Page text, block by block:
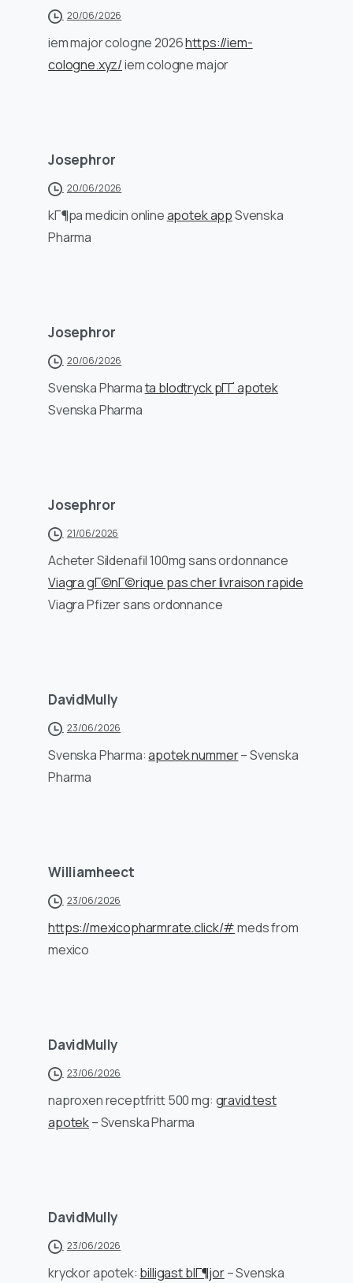
20/06/2026
iem major cologne 2026https://iem-
cologne.xyz/iem cologne major
Josephror
20/06/2026
kГ¶pa medicin onlineapotek appSvenska
Pharma
Josephror
20/06/2026
Svenska Pharmata blodtryck pГҐ apotek
Svenska Pharma
Josephror
21/06/2026
Acheter Sildenafil 100mg sans ordonnance
Viagra gГ©nГ©rique pas cher livraison rapide
Viagra Pfizer sans ordonnance
DavidMully
23/06/2026
Svenska Pharma:apotek nummer– Svenska
Pharma
Williamheect
23/06/2026
https://mexicopharmrate.click/#meds from
mexico
DavidMully
23/06/2026
naproxen receptfritt 500 mg: gravid test
apotek– Svenska Pharma
DavidMully
23/06/2026
kryckor apotek: billigast blГ¶jor– Svenska